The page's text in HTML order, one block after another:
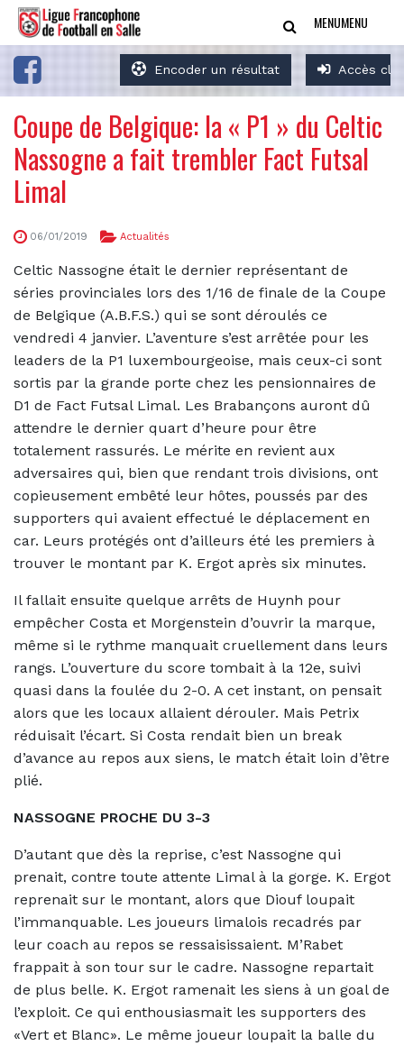
Encoder un résultat Accès
MENUMENU
Coupe de Belgique: la « P1 » du Celtic
Nassogne a fait trembler Fact Futsal
Limal
06/01/2019 Actualités
Celtic Nassogne était le dernier représentant de
séries provinciales lors des 1/16 de finale de la Coupe
de Belgique (A.B.F.S.) qui se sont déroulés ce
vendredi 4 janvier. L’aventure s’est arrêtée pour les
leaders de la P1 luxembourgeoise, mais ceux-ci sont
sortis par la grande porte chez les pensionnaires de
D1 de Fact Futsal Limal. Les Brabançons auront dû
attendre le dernier quart d’heure pour être
totalement rassurés. Le mérite en revient aux
adversaires qui, bien que rendant trois divisions, ont
copieusement embêté leur hôtes, poussés par des
supporters qui avaient effectué le déplacement en
car. Leurs protégés ont d’ailleurs été les premiers à
trouver le montant par K. Ergot après six minutes.
Il fallait ensuite quelque arrêts de Huynh pour
empêcher Costa et Morgenstein d’ouvrir la marque,
même si le rythme manquait cruellement dans leurs
rangs. L’ouverture du score tombait à la 12e, suivi
quasi dans la foulée du 2-0. A cet instant, on pensait
alors que les locaux allaient dérouler. Mais Petrix
réduisait l’écart. Si Costa rendait bien un break
d’avance au repos aux siens, le match était loin d’être
plié.
NASSOGNE PROCHE DU 3-3
D’autant que dès la reprise, c’est Nassogne qui
prenait, contre toute attente Limal à la gorge. K. Ergot
reprenait sur le montant, alors que Diouf loupait
l’immanquable. Les joueurs limalois recadrés par
leur coach au repos se ressaisissaient. M’Rabet
frappait à son tour sur le cadre. Nassogne repartait
de plus belle. K. Ergot ramenait les siens à un goal de
l’exploit. Ce qui enthousiasmait les supporters des
«Vert et Blanc». Le même joueur loupait la balle du